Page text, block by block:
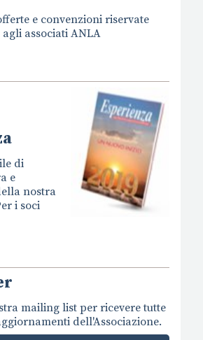
e convenzioni riservate
agli associati ANLA
di
e
nostra
i soci
mailing list per ricevere tutte
dell'Associazione.